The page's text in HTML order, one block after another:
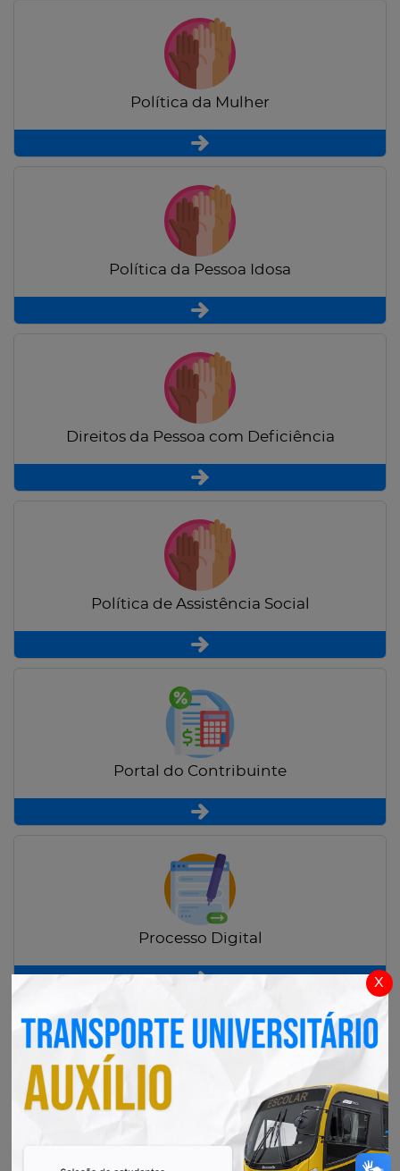
x
Política da Mulher
Política da Pessoa Idosa
Direitos da Pessoa com Deficiência
Política de Assistência Social
Portal do Contribuinte
Processo Digital
Radar Transparência Pública